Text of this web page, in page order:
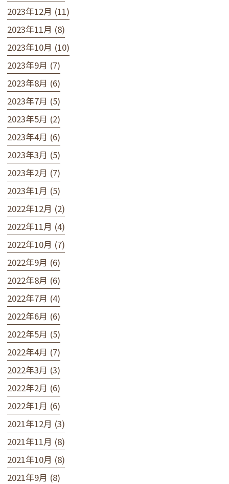
2023年12月 (11)
2023年11月 (8)
2023年10月 (10)
2023年9月 (7)
2023年8月 (6)
2023年7月 (5)
2023年5月 (2)
2023年4月 (6)
2023年3月 (5)
2023年2月 (7)
2023年1月 (5)
2022年12月 (2)
2022年11月 (4)
2022年10月 (7)
2022年9月 (6)
2022年8月 (6)
2022年7月 (4)
2022年6月 (6)
2022年5月 (5)
2022年4月 (7)
2022年3月 (3)
2022年2月 (6)
2022年1月 (6)
2021年12月 (3)
2021年11月 (8)
2021年10月 (8)
2021年9月 (8)